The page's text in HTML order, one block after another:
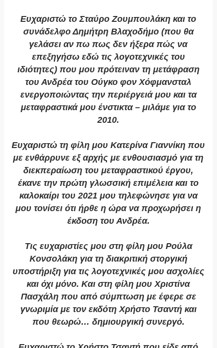
Ευχαριστώ το Σταύρο Ζουμπουλάκη και το
συνάδελφο Δημήτρη Βλαχοδήμο (που θα
γελάσει αν πω πως δεν ήξερα πώς να
επεξηγήσω εδώ τις λογοτεχνικές του
ιδιότητες) που μου πρότειναν τη μετάφραση
του Ανδρέα του Ούγκο φον Χόφμανσταλ
ενεργοποιώντας την περιέργειά μου και τα
μεταφραστικά μου ένστικτα – μιλάμε για το
2010.
Ευχαριστώ τη φίλη μου Κατερίνα Γιαννίκη που
με ενθάρρυνε εξ αρχής με ενθουσιασμό για τη
διεκπεραίωση του μεταφραστικού έργου,
έκανε την πρώτη γλωσσική επιμέλεια και το
καλοκαίρι του 2021 μου τηλεφώνησε για να
μου τονίσει ότι ήρθε η ώρα να προχωρήσει η
έκδοση του Ανδρέα.
Τις ευχαριστίες μου στη φίλη μου Ρούλα
Κονσολάκη για τη διακριτική στοργική
υποστήριξη για τις λογοτεχνικές μου ασχολίες
και όχι μόνο. Και στη φίλη μου Χριστίνα
Πασχάλη που από σύμπτωση με έφερε σε
γνωριμία με τον εκδότη Χρήστο Τσαντή και
που θεωρώ… δημιουργική συνεργό.